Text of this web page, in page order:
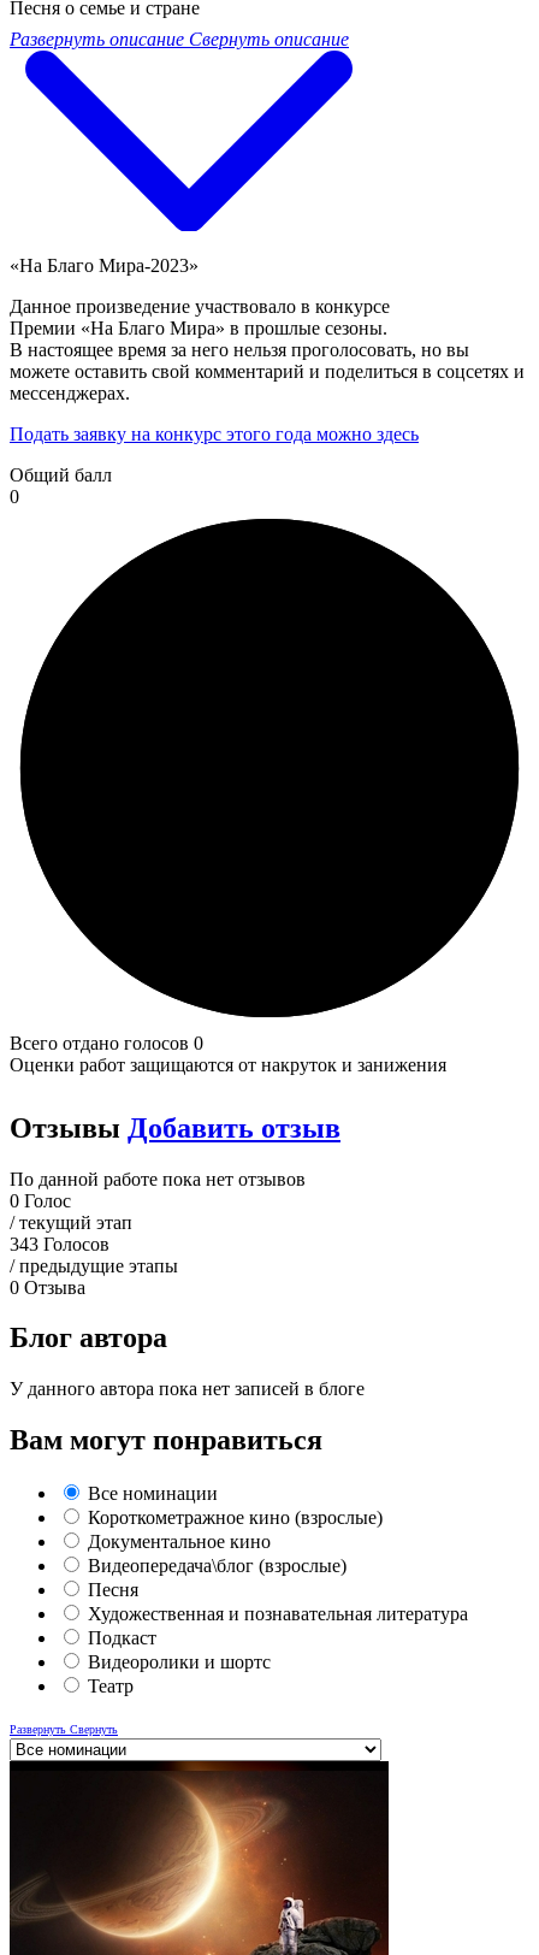
Песня о семье и стране
Развернуть описание Свернуть описание
«На Благо Мира-2023»
Данное произведение участвовало в конкурсе
Премии «На Благо Мира» в прошлые сезоны.
В настоящее время за него нельзя проголосовать, но вы
можете оставить свой комментарий и поделиться в соцсетях и
мессенджерах.
Подать заявку на конкурс этого года можно здесь
Общий балл
0
Всего отдано голосов 0
Оценки работ защищаются от накруток и занижения
Отзывы Добавить отзыв
По данной работе пока нет отзывов
0 Голос
/ текущий этап
343 Голосов
/ предыдущие этапы
0 Отзыва
Блог автора
У данного автора пока нет записей в блоге
Вам могут понравиться
Все номинации
Короткометражное кино (взрослые)
Документальное кино
Видеопередача\блог (взрослые)
Песня
Художественная и познавательная литература
Подкаст
Видеоролики и шортс
Театр
Развернуть Свернуть